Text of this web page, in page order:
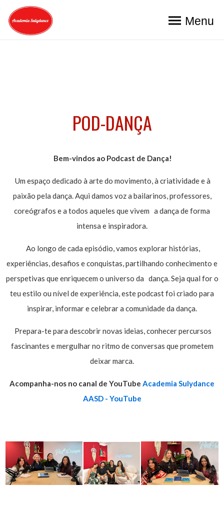
Menu
POD-DANÇA
Bem-vindos ao Podcast de Dança!
Um espaço dedicado à arte do movimento, à criatividade e à
paixão pela dança. Aqui damos voz a bailarinos, professores,
coreógrafos e a todos aqueles que vivem a dança de forma
intensa e inspiradora.
Ao longo de cada episódio, vamos explorar histórias,
experiências, desafios e conquistas, partilhando conhecimento e
perspetivas que enriquecem o universo da dança. Seja qual for o
teu estilo ou nível de experiência, este podcast foi criado para
inspirar, informar e celebrar a comunidade da dança.
Prepara-te para descobrir novas ideias, conhecer percursos
fascinantes e mergulhar no ritmo de conversas que prometem
deixar marca.
Acompanha-nos no canal de YouTube Academia Sulydance
AASD - YouTube